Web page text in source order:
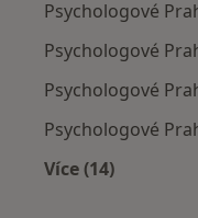
Psychologové
Psychologové
Psychologové
Psychologové
Více (14)